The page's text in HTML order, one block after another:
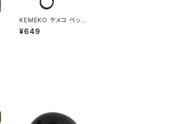
KEMEKO ケメコ ペット
ボトルホルダー カラビ
ナ付
¥649